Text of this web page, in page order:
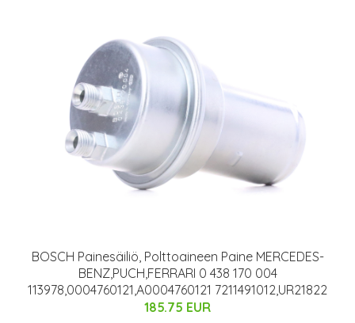
BOSCH Painesäiliö, Polttoaineen Paine MERCEDES-
BENZ,PUCH,FERRARI 0 438 170 004
113978,0004760121,A0004760121 7211491012,UR21822
185.75 EUR